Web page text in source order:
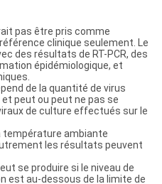
pas être pris comme
clinique seulement. Le
des résultats de RT-PCR, des
épidémiologique, et
de la quantité de virus
peut ou peut ne pas se
de culture effectués sur le
température ambiante
les résultats peuvent
se produire si le niveau de
est au-dessous de la limite de